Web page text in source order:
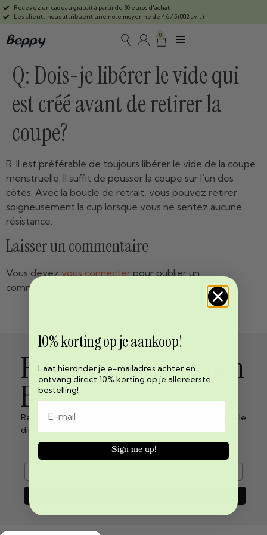
Recevez un cadeau gratuit à partir de 30 euros d'achat
Les clients nous attribuent une note moyenne de 4,6 / 5 (882 avis)
0
Q: Dois-je libérer le vide qui
est créé avant de retirer la
coupe?
R: Il est préférable de toujours libérer le vide de la coupe
menstruelle. Il suffit de pousser la coupe sur l’un des
côtés. Avec la boucle de retrait, vous pouvez retirer
soigneusement la cup lorsque vous ne sentez aucune
résistance.
Laisser un commentaire
Vous devez vous connecter pour publier un
commentaire.
Rejoignez la révolution
Beppy
Recevez les dernières nouvelles sur la liberté menstruelle
directement dans votre boîte de réception !
e-mail
10% korting op je aankoop!
Laat hieronder je e-mailadres achter en
ontvang direct 10% korting op je allereerste
bestelling!
Sign me up!